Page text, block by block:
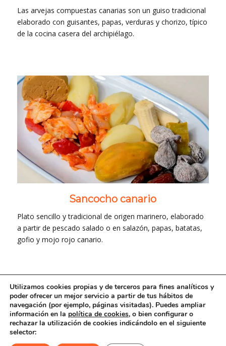
Las arvejas compuestas canarias son un guiso tradicional
elaborado con guisantes, papas, verduras y chorizo, típico
de la cocina casera del archipiélago.
Sancocho canario
Plato sencillo y tradicional de origen marinero, elaborado
a partir de pescado salado o en salazón, papas, batatas,
gofio y mojo rojo canario.
Copyright © 2016-2025 Oficial Taxi Tenerife. Todos los derechos
reservados
Utilizamos cookies propias y de terceros para fines analíticos y
poder ofrecer un mejor servicio a partir de tus hábitos de
navegación (por ejemplo, páginas visitadas). Puedes ampliar
información en la política de cookies, o bien configurar o
rechazar la utilización de cookies indicándolo en el siguiente
selector: